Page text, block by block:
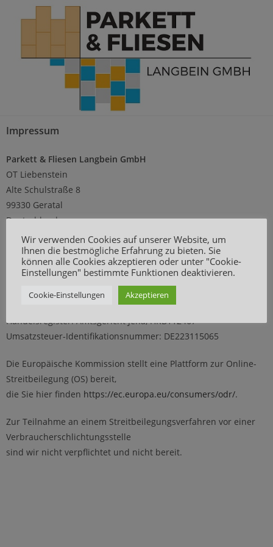
Impressum
Parkett & Fliesen Langbein GmbH
OT Liebenstein
Alte Schulstraße 8
99330 Geratal
Deutschland
Telefon: 036205 / 76827
Fax: 036205 / 72450
Mail: info@pufl.de
Geschäftsführer: Silke Langbein-Jahn
Handelsregister: Amtsgericht Jena, HRB112467
Umsatzsteuer-Identifikationsnummer: DE223115065
Die Europäische Kommission stellt eine Plattform zur Online-
Streitbeilegung (OS) bereit,
die Sie hier finden https://ec.europa.eu/consumers/odr/.
Zur Teilnahme an einem Streitbeilegungsverfahren vor einer
Verbraucherschlichtungsstelle
sind wir nicht verpflichtet und nicht bereit.
Wir verwenden Cookies auf unserer Website, um
Ihnen die bestmögliche Erfahrung zu bieten. Sie
können alle Cookies akzeptieren oder unter "Cookie-
Einstellungen" bestimmte Funktionen deaktivieren.
Cookie-Einstellungen Akzeptieren